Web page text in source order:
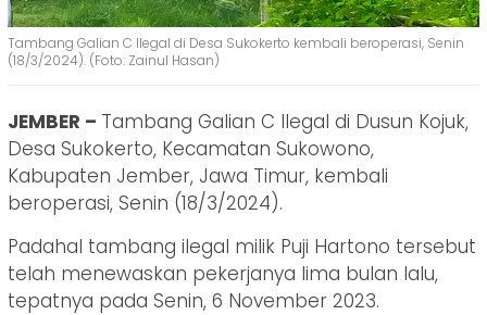
Tambang Galian C Ilegal di Desa Sukokerto kembali beroperasi, Senin
(18/3/2024). (Foto: Zainul Hasan)
JEMBER – Tambang Galian C Ilegal di Dusun Kojuk,
Desa Sukokerto, Kecamatan Sukowono,
Kabupaten Jember, Jawa Timur, kembali
beroperasi, Senin (18/3/2024).
Padahal tambang ilegal milik Puji Hartono tersebut
telah menewaskan pekerjanya lima bulan lalu,
tepatnya pada Senin, 6 November 2023.